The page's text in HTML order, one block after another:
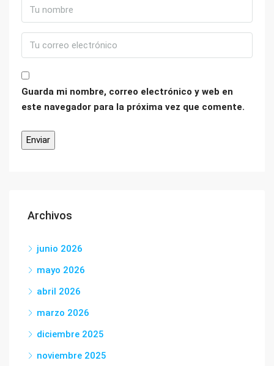
Guarda mi nombre, correo electrónico y web en
este navegador para la próxima vez que comente.
Archivos
junio 2026
mayo 2026
abril 2026
marzo 2026
diciembre 2025
noviembre 2025